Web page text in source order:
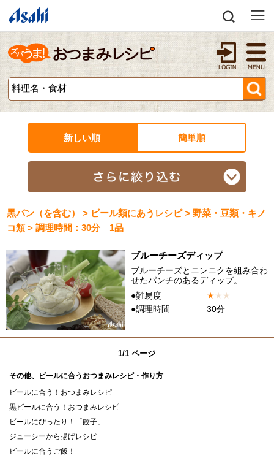
新しい順 簡単順
黒パン（を含む） > ビール類にあうレシピ > 野菜・豆類・キノ
コ類 > 調理時間：30分 1品
ブルーチーズディップ
ブルーチーズとニンニクを組み合わ
せたパンチのあるディップ。
●難易度
★★ ★
●調理時間
30分
1/1 ページ
その他、ビールに合うおつまみレシピ・作り方
ビールに合う！おつまみレシピ
黒ビールに合う！おつまみレシピ
ビールにぴったり！「餃子」
ジューシーから揚げレシピ
ビールに合うご飯！